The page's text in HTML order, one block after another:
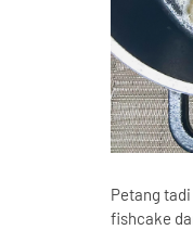
Petang
fishcake